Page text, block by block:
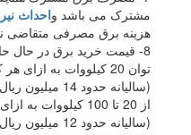
مشترک می باشد واحداث
هزینه برق مصرفی متقاضی
8- قیمت خرید برق در حال
(سالیانه حدود
(سالیانه حدود